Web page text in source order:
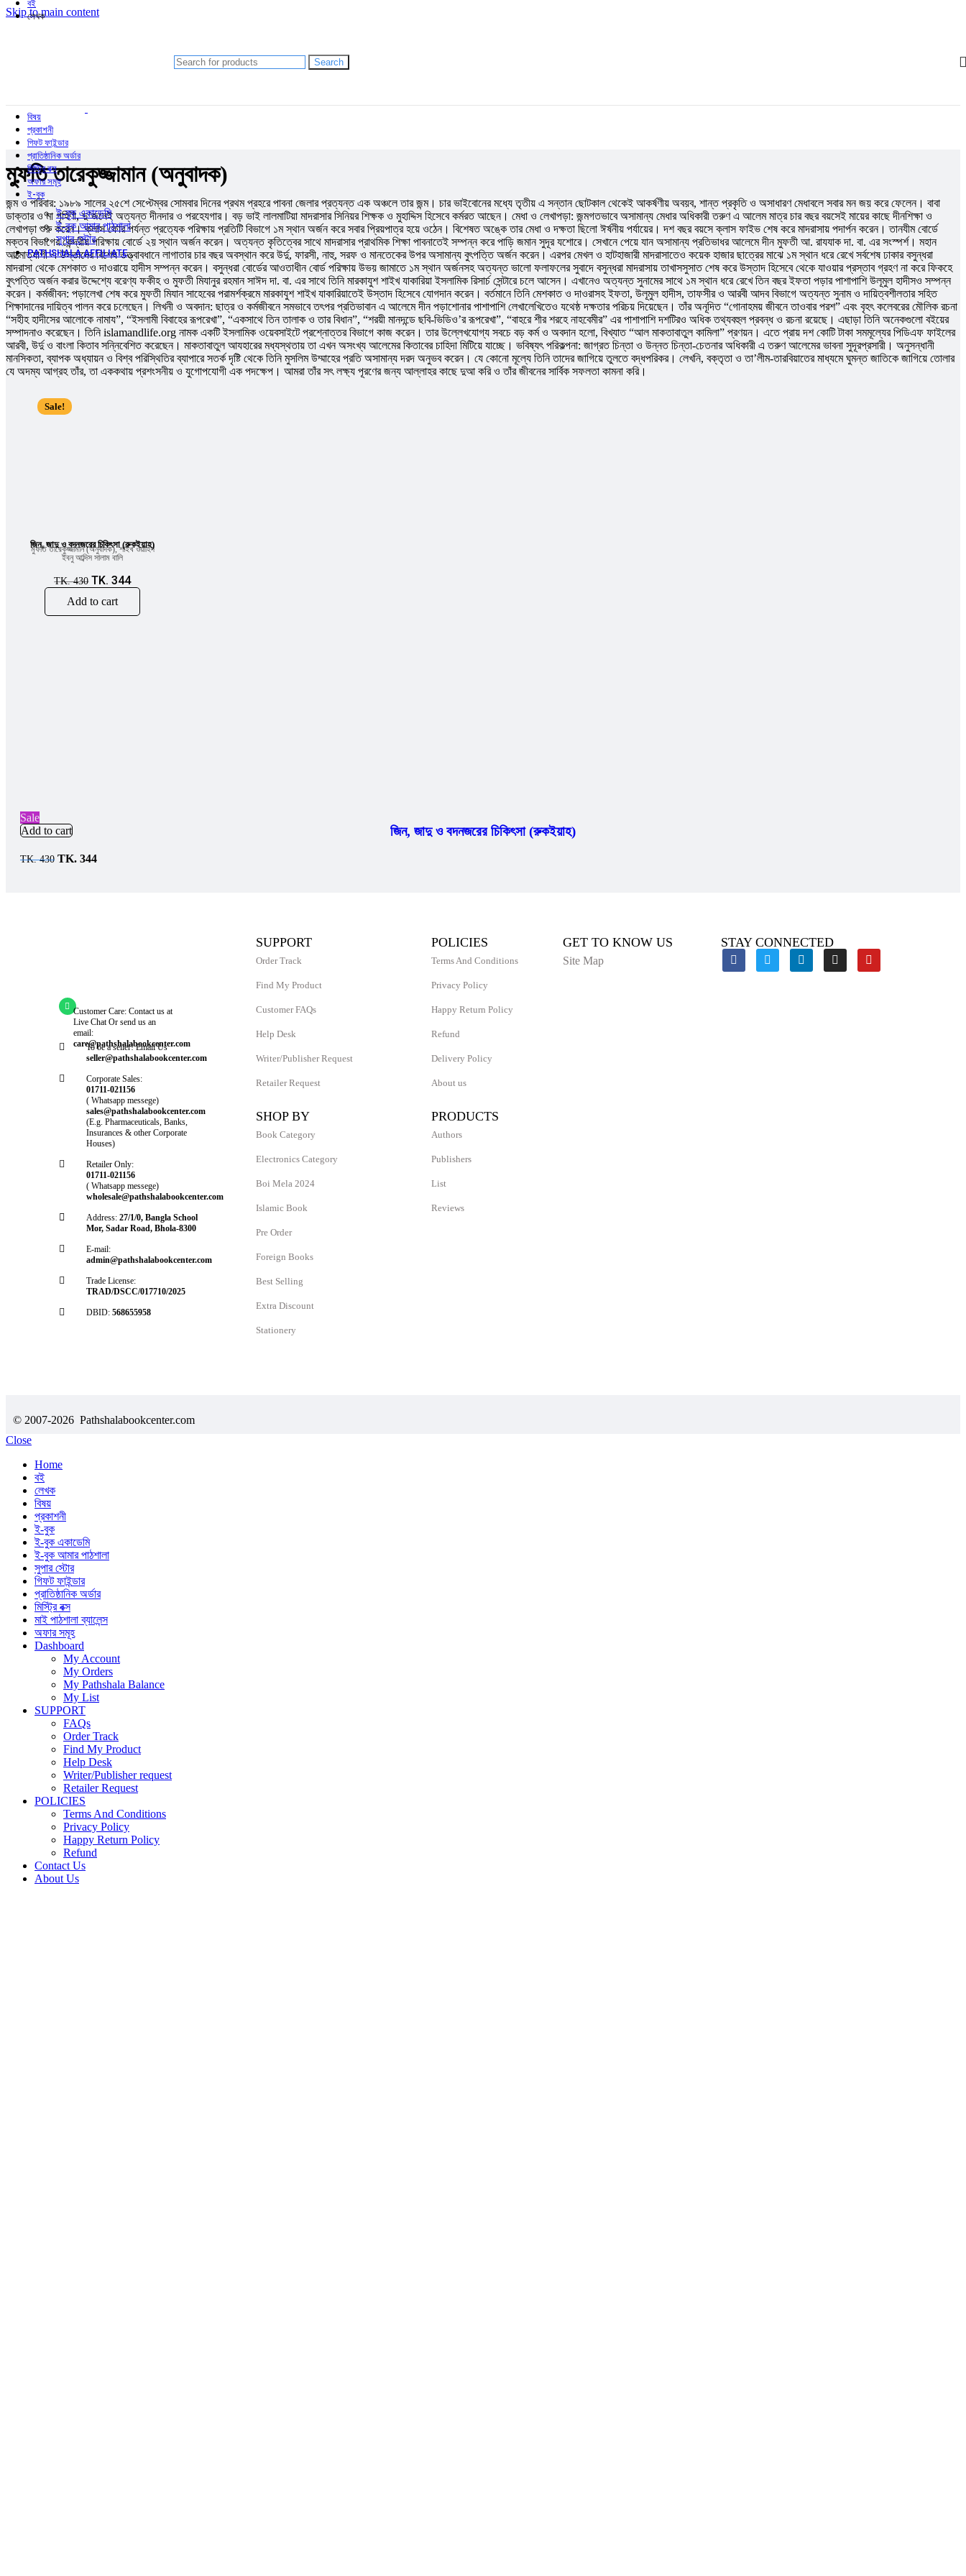
Skip to main content
Search
বই
লেখক
আলী আবদুল্লাহ আহমদ ছফা হুমায়ূন আহমেদ
বিষয়
প্রকাশনী
গিফট ফাইন্ডার
প্রাতিষ্ঠানিক অর্ডার
মিস্ট্রি বক্স
অফার সমূহ
ই-বুক
ই-বুক একাডেমি
ই-বুক আমার পাঠশালা
সুপার ‍স্টোর
PATHSHALA AFFILIATE
মুফতি তারেকুজ্জামান (অনুবাদক)
জন্ম ও পরিবার: ১৯৮৯ সালের ২৫শে সেপ্টেম্বর সোমবার দিনের প্রথম প্রহরে পাবনা জেলার প্রত্যন্ত এক অঞ্চলে তার জন্ম। চার ভাইবোনের মধ্যে তৃতীয় এ সন্তান ছোটকাল থেকেই আকর্ষণীয় অবয়ব, শান্ত প্রকৃতি ও অসাধারণ মেধাবলে সবার মন জয় করে ফেলেন। বাবা
ডাক্তার ও মা গৃহিণী, দু’জনেই অত্যন্ত দীনদার ও পরহেযগার। বড় ভাই লালমাটিয়া মাদরাসার সিনিয়র শিক্ষক ও মুহাদ্দিস হিসেবে কর্মরত আছেন। মেধা ও লেখাপড়া: জন্মগতভাবে অসামান্য মেধার অধিকারী তরুণ এ আলেম মাত্র চার বছর বয়সেই মায়ের কাছে দীনশিক্ষা ও
লেখাপড়া শুরু করেন। ক্লাস ফোর পর্যন্ত প্রত্যেক পরিক্ষায় প্রতিটি বিভাগে ১ম স্থান অর্জন করে সবার প্রিয়পাত্র হয়ে ওঠেন। বিশেষত অঙ্কে তার মেধা ও দক্ষতা ছিলো ঈর্ষনীয় পর্যায়ের। দশ বছর বয়সে ক্লাস ফাইভ শেষ করে মাদরাসায় পদার্পন করেন। তানযীম বোর্ডে
মক্তব বিভাগের কেন্দ্রীয় পরিক্ষায় বোর্ডে ২য় স্থান অর্জন করেন। অত্যন্ত কৃতিত্বের সাথে মাদরাসার প্রাথমিক শিক্ষা পাবনাতেই সম্পন্ন করে পাড়ি জমান সুদূর যশোরে। সেখানে পেয়ে যান অসামান্য প্রতিভাধর আলেমে দীন মুফতী আ. রাযযাক দা. বা. এর সংস্পর্শ। মহান
আত্মোত্যাগী এ উস্তাদের বিশেষ তত্ত্বাবধানে লাগাতার চার বছর অবস্থান করে উর্দু, ফারসী, নাহু, সরফ ও মানতেকের উপর অসামান্য বুৎপত্তি অর্জন করেন। এরপর মেখল ও হাটহাজারী মাদরাসাতেও কয়েক হাজার ছাত্রের মাঝে ১ম স্থান ধরে রেখে সর্বশেষ ঢাকার বসুন্ধরা
মাদরাসা থেকে মেশকাত ও দাওরায়ে হাদীস সম্পন্ন করেন। বসুন্ধরা বোর্ডের আওতাধীন বোর্ড পরিক্ষায় উভয় জামাতে ১ম স্থান অর্জনসহ অত্যন্ত ভালো ফলাফলের সুবাদে বসুন্ধরা মাদরাসায় তাখাসসুসাত শেষ করে উস্তাদ হিসেবে থেকে যাওয়ার প্রস্তাব গ্রহণ না করে ফিকহে
বুৎপত্তি অর্জন করার উদ্দেশ্যে বরেণ্য ফকীহ ও মুফতী মিযানুর রহমান সাঈদ দা. বা. এর সাথে তিনি মারকাযুশ শাইখ যাকারিয়া ইসলামিক রিসার্চ সেন্টারে চলে আসেন। এখানেও অত্যন্ত সুনামের সাথে ১ম স্থান ধরে রেখে তিন বছর ইফতা পড়ার পাশাপাশি উলূমুল হাদীসও সম্পন্ন
করেন। কর্মজীবন: পড়ালেখা শেষ করে মুফতী মিযান সাহেবের পরামর্শক্রমে মারকাযুশ শাইখ যাকারিয়াতেই উস্তাদ হিসেবে যোগদান করেন। বর্তমানে তিনি মেশকাত ও দাওরাসহ ইফতা, উলূমুল হাদীস, তাফসীর ও আরবী আদব বিভাগে অত্যন্ত সুনাম ও দায়িত্বশীলতার সহিত
শিক্ষাদানের দায়িত্ব পালন করে চলেছেন। লিখনী ও অবদান: ছাত্র ও কর্মজীবনে সমভাবে তৎপর প্রতিভাবান এ আলেমে দীন পড়াশোনার পাশাপাশি লেখালেখিতেও যথেষ্ঠ দক্ষতার পরিচয় দিয়েছেন। তাঁর অনূদিত “গোনাহময় জীবনে তাওবার পরশ” এবং বৃহৎ কলেবরের মৌলিক রচনা
“সহীহ হাদীসের আলোকে নামায”, “ইসলামী বিবাহের রূপরেখা”, “একসাথে তিন তালাক ও তার বিধান”, “শরয়ী মানদন্ডে ছবি-ভিডিও’র রূপরেখা”, “বাহরে শীর শরহে নাহবেমীর” এর পাশাপাশি দশটিরও অধিক তথ্যবহুল প্রবন্ধ ও রচনা রয়েছে। এছাড়া তিনি অনেকগুলো বইয়ের
সম্পাদনাও করেছেন। তিনি islamandlife.org নামক একটি ইসলামিক ওয়েবসাইটে প্রশ্নোত্তর বিভাগে কাজ করেন। তার উল্লেখযোগ্য সবচে বড় কর্ম ও অবদান হলো, বিখ্যাত “আল মাকতাবাতুল কামিলা” প্রণয়ন। এতে প্রায় দশ কোটি টাকা সমমূল্যের পিডিএফ ফাইলের
আরবী, উর্দু ও বাংলা কিতাব সন্নিবেশিত করেছেন। মাকতাবাতুল আযহারের মধ্যস্থতায় তা এখন অসংখ্য আলেমের কিতাবের চাহিদা মিটিয়ে যাচ্ছে। ভবিষ্যৎ পরিকল্পনা: জাগ্রত চিন্তা ও উন্নত চিন্তা-চেতনার অধিকারী এ তরুণ আলেমের ভাবনা সুদূরপ্রসারী। অনুসন্ধানী
মানসিকতা, ব্যাপক অধ্যায়ন ও বিশ্ব পরিস্থিতির ব্যাপারে সতর্ক দৃষ্টি থেকে তিনি মুসলিম উম্মাহের প্রতি অসামান্য দরদ অনুভব করেন। যে কোনো মূল্যে তিনি তাদের জাগিয়ে তুলতে বদ্ধপরিকর। লেখনি, বক্তৃতা ও তা’লীম-তারবিয়াতের মাধ্যমে ঘুমন্ত জাতিকে জাগিয়ে তোলার
যে অদম্য আগ্রহ তাঁর, তা এককথায় প্রশংসনীয় ও যুগোপযোগী এক পদক্ষেপ। আমরা তাঁর সৎ লক্ষ্য পূরণের জন্য আল্লাহর কাছে দুআ করি ও তাঁর জীবনের সার্বিক সফলতা কামনা করি।
Sale!
জিন, জাদু ও বদনজরের চিকিৎসা (রুকইয়াহ)
মুফতি তারেকুজ্জামান (অনুবাদক),শাইখ ওয়াহিদ
ইবনু আব্দিস সালাম বালি
TK.430 TK.344
Add to cart
Sale
Add to cart
জিন, জাদু ও বদনজরের চিকিৎসা (রুকইয়াহ)
TK.430 TK. 344
Customer Care: Contact us at
Live Chat Or send us an
email:
care@pathshalabookcenter.com
To be a seller! Email Us
seller@pathshalabookcenter.com
Corporate Sales:
01711-021156
( Whatsapp messege)
sales@pathshalabookcenter.com
(E.g. Pharmaceuticals, Banks,
Insurances & other Corporate
Houses)
Retailer Only:
01711-021156
( Whatsapp messege)
wholesale@pathshalabookcenter.com
Address: 27/1/0, Bangla School
Mor, Sadar Road, Bhola-8300
E-mail:
admin@pathshalabookcenter.com
Trade License:
TRAD/DSCC/017710/2025
DBID: 568655958
SUPPORT
Order Track
Find My Product
Customer FAQs
Help Desk
Writer/Publisher Request
Retailer Request
SHOP BY
Book Category
Electronics Category
Boi Mela 2024
Islamic Book
Pre Order
Foreign Books
Best Selling
Extra Discount
Stationery
POLICIES
Terms And Conditions
Privacy Policy
Happy Return Policy
Refund
Delivery Policy
About us
PRODUCTS
Authors
Publishers
List
Reviews
GET TO KNOW US
Site Map
STAY CONNECTED
© 2007-2026 Pathshalabookcenter.com
Close
Home
বই
লেখক
বিষয়
প্রকাশনী
ই-বুক
ই-বুক একাডেমি
ই-বুক আমার পাঠশালা
সুপার ‍স্টোর
গিফট ফাইন্ডার
প্রাতিষ্ঠানিক অর্ডার
মিস্ট্রি বক্স
মাই পাঠশালা ব্যালেন্স
অফার সমূহ
Dashboard
My Account
My Orders
My Pathshala Balance
My List
SUPPORT
FAQs
Order Track
Find My Product
Help Desk
Writer/Publisher request
Retailer Request
POLICIES
Terms And Conditions
Privacy Policy
Happy Return Policy
Refund
Contact Us
About Us